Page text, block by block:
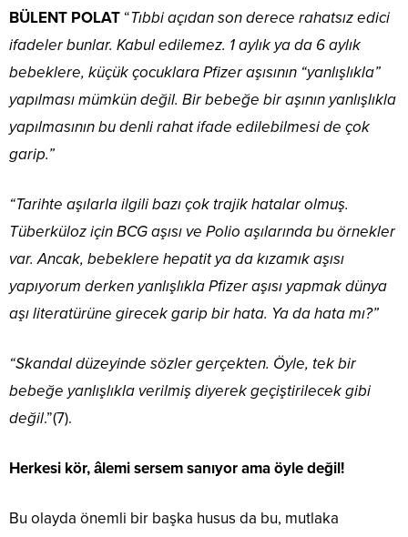
BÜLENT POLAT “Tıbbi açıdan son derece rahatsız edici
ifadeler bunlar. Kabul edilemez. 1 aylık ya da 6 aylık
bebeklere, küçük çocuklara Pfizer aşısının “yanlışlıkla”
yapılması mümkün değil. Bir bebeğe bir aşının yanlışlıkla
yapılmasının bu denli rahat ifade edilebilmesi de çok
garip.”
“Tarihte aşılarla ilgili bazı çok trajik hatalar olmuş.
Tüberküloz için BCG aşısı ve Polio aşılarında bu örnekler
var. Ancak, bebeklere hepatit ya da kızamık aşısı
yapıyorum derken yanlışlıkla Pfizer aşısı yapmak dünya
aşı literatürüne girecek garip bir hata. Ya da hata mı?”
“Skandal düzeyinde sözler gerçekten. Öyle, tek bir
bebeğe yanlışlıkla verilmiş diyerek geçiştirilecek gibi
değil.”(7).
Herkesi kör, âlemi sersem sanıyor ama öyle değil!
Bu olayda önemli bir başka husus da bu, mutlaka